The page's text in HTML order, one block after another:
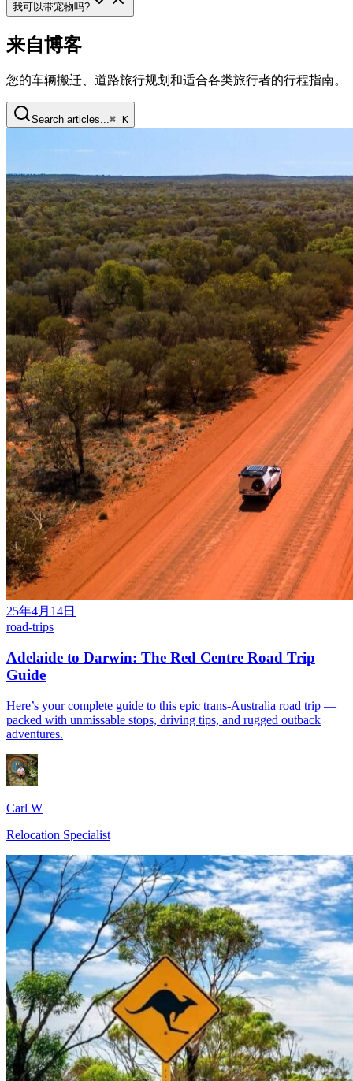
我可以带宠物吗?
来自博客
您的车辆搬迁、道路旅行规划和适合各类旅行者的行程指南。
Search articles...⌘ K
25年4月14日
road-trips
Adelaide to Darwin: The Red Centre Road Trip
Guide
Here’s your complete guide to this epic trans-Australia road trip —
packed with unmissable stops, driving tips, and rugged outback
adventures.
Carl W
Relocation Specialist